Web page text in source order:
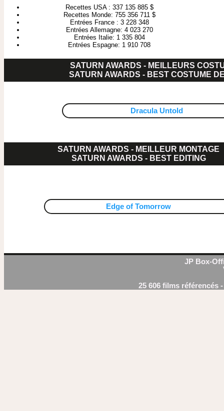
Recettes USA : 337 135 885 $
Recettes Monde: 755 356 711 $
Entrées France : 3 228 348
Entrées Allemagne: 4 023 270
Entrées Italie: 1 335 804
Entrées Espagne: 1 910 708
SATURN AWARDS - MEILLEURS
SATURN AWARDS - BEST COSTUME
Dracula Untold
SATURN AWARDS - MEILLEUR MONTAGE
SATURN AWARDS - BEST EDITING
Edge of Tomorrow
JP Box-
25 606 films référencés